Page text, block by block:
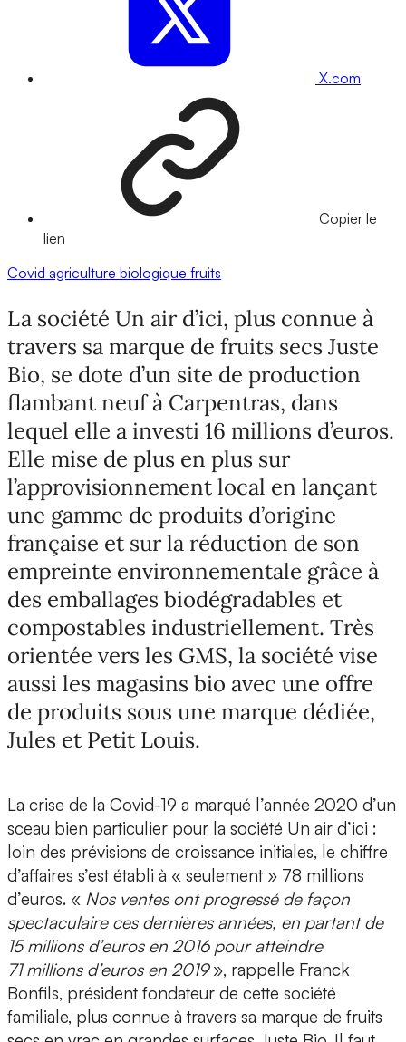
X.com
Copier le
lien
Covid agriculture biologique fruits
La société Un air d’ici, plus connue à
travers sa marque de fruits secs Juste
Bio, se dote d’un site de production
flambant neuf à Carpentras, dans
lequel elle a investi 16 millions d’euros.
Elle mise de plus en plus sur
l’approvisionnement local en lançant
une gamme de produits d’origine
française et sur la réduction de son
empreinte environnementale grâce à
des emballages biodégradables et
compostables industriellement. Très
orientée vers les GMS, la société vise
aussi les magasins bio avec une offre
de produits sous une marque dédiée,
Jules et Petit Louis.
La crise de la Covid-19 a marqué l’année 2020 d’un
sceau bien particulier pour la société Un air d’ici :
loin des prévisions de croissance initiales, le chiffre
d’affaires s’est établi à « seulement » 78 millions
d’euros. « Nos ventes ont progressé de façon
spectaculaire ces dernières années, en partant de
15 millions d’euros en 2016 pour atteindre
71 millions d’euros en 2019», rappelle Franck
Bonfils, président fondateur de cette société
familiale, plus connue à travers sa marque de fruits